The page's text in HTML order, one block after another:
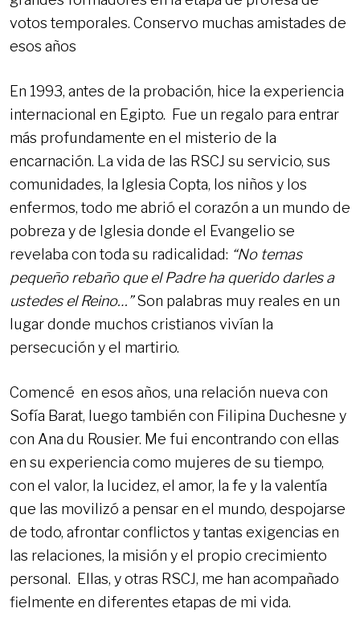
votos temporales. Conservo muchas amistades de
esos años
En 1993, antes de la probación, hice la experiencia
internacional en Egipto. Fue un regalo para entrar
más profundamente en el misterio de la
encarnación. La vida de las RSCJ su servicio, sus
comunidades, la Iglesia Copta, los niños y los
enfermos, todo me abrió el corazón a un mundo de
pobreza y de Iglesia donde el Evangelio se
revelaba con toda su radicalidad: “No temas
pequeño rebaño que el Padre ha querido darles a
ustedes el Reino…”Son palabras muy reales en un
lugar donde muchos cristianos vivían la
persecución y el martirio.
Comencé en esos años, una relación nueva con
Sofía Barat, luego también con Filipina Duchesne y
con Ana du Rousier. Me fui encontrando con ellas
en su experiencia como mujeres de su tiempo,
con el valor, la lucidez, el amor, la fe y la valentía
que las movilizó a pensar en el mundo, despojarse
de todo, afrontar conflictos y tantas exigencias en
las relaciones, la misión y el propio crecimiento
personal. Ellas, y otras RSCJ, me han acompañado
fielmente en diferentes etapas de mi vida.